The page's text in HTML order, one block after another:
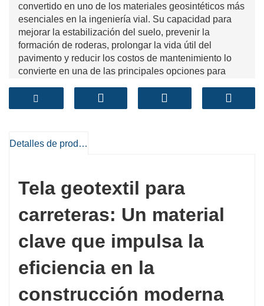
convertido en uno de los materiales geosintéticos más
esenciales en la ingeniería vial. Su capacidad para
mejorar la estabilización del suelo, prevenir la
formación de roderas, prolongar la vida útil del
pavimento y reducir los costos de mantenimiento lo
convierte en una de las principales opciones para
de adquisiciones.
Este artículo ofrece una visión general completa de
técnicas, demanda del mercado, procesos de
adquisición e ingeniería.
Detalles de producto
Tela geotextil para
carreteras: Un material
clave que impulsa la
eficiencia en la
construcción moderna